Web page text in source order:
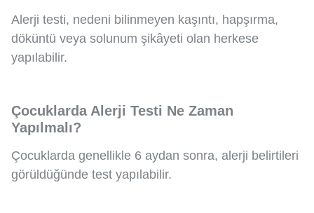
Alerji testi, nedeni bilinmeyen kaşıntı, hapşırma,
döküntü veya solunum şikâyeti olan herkese
yapılabilir.
Çocuklarda Alerji Testi Ne Zaman
Yapılmalı?
Çocuklarda genellikle 6 aydan sonra, alerji belirtileri
görüldüğünde test yapılabilir.